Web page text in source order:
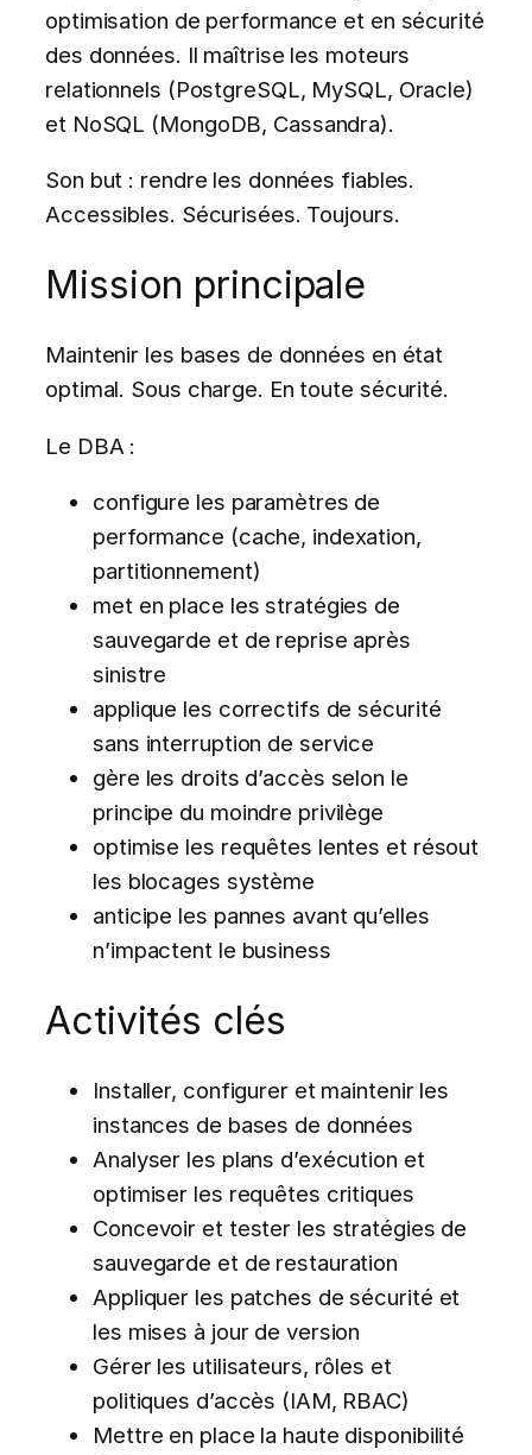
optimisation de performance et en sécurité
des données. Il maîtrise les moteurs
relationnels (PostgreSQL, MySQL, Oracle)
et NoSQL (MongoDB, Cassandra).
Son but : rendre les données fiables.
Accessibles. Sécurisées. Toujours.
Mission principale
Maintenir les bases de données en état
optimal. Sous charge. En toute sécurité.
Le DBA :
configure les paramètres de
performance (cache, indexation,
partitionnement)
met en place les stratégies de
sauvegarde et de reprise après
sinistre
applique les correctifs de sécurité
sans interruption de service
gère les droits d’accès selon le
principe du moindre privilège
optimise les requêtes lentes et résout
les blocages système
anticipe les pannes avant qu’elles
n’impactent le business
Activités clés
Installer, configurer et maintenir les
instances de bases de données
Analyser les plans d’exécution et
optimiser les requêtes critiques
Concevoir et tester les stratégies de
sauvegarde et de restauration
Appliquer les patches de sécurité et
les mises à jour de version
Gérer les utilisateurs, rôles et
politiques d’accès (IAM, RBAC)
Mettre en place la haute disponibilité